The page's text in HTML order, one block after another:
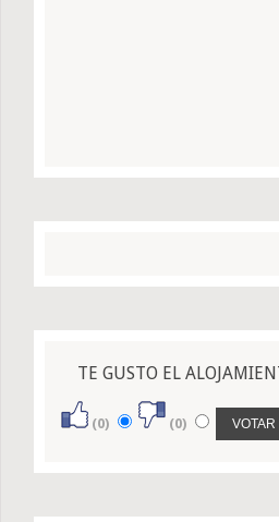
TE GUSTO EL
(0) (0)